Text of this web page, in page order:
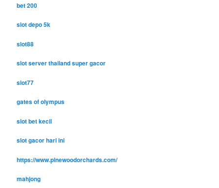
bet 200
slot depo 5k
slot88
slot server thailand super gacor
slot77
gates of olympus
slot bet kecil
slot gacor hari ini
https://www.pinewoodorchards.com/
mahjong